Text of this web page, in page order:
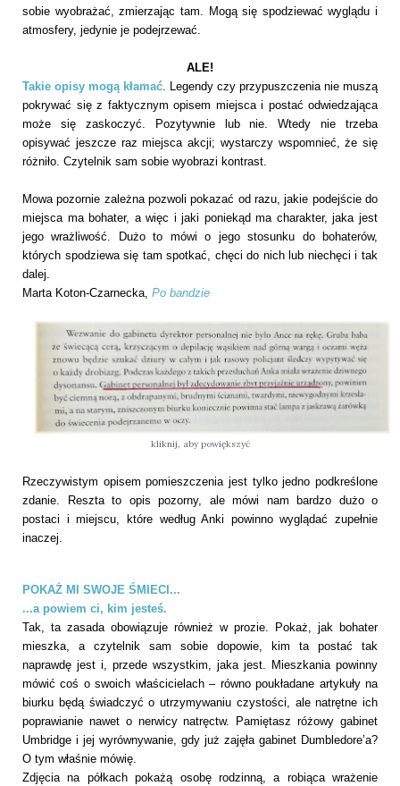
sobie wyobrażać, zmierzając tam. Mogą się spodziewać wyglądu i
atmosfery, jedynie je podejrzewać.
ALE!
Takie opisy mogą kłamać . Legendy czy przypuszczenia nie muszą
pokrywać się z faktycznym opisem miejsca i postać odwiedzająca
może się zaskoczyć. Pozytywnie lub nie. Wtedy nie trzeba
opisywać jeszcze raz miejsca akcji; wystarczy wspomnieć, że się
różniło. Czytelnik sam sobie wyobrazi kontrast.
Mowa pozornie zależna pozwoli pokazać od razu, jakie podejście do
miejsca ma bohater, a więc i jaki poniekąd ma charakter, jaka jest
jego wrażliwość. Dużo to mówi o jego stosunku do bohaterów,
których spodziewa się tam spotkać, chęci do nich lub niechęci i tak
dalej.
Marta Koton-Czarnecka, Po bandzie
kliknij, aby powiększyć
Rzeczywistym opisem pomieszczenia jest tylko jedno podkreślone
zdanie. Reszta to opis pozorny, ale mówi nam bardzo dużo o
postaci i miejscu, które według Anki powinno wyglądać zupełnie
inaczej.
POKAŻ MI SWOJE ŚMIECI...
...a powiem ci, kim jesteś.
Tak, ta zasada obowiązuje również w prozie. Pokaż, jak bohater
mieszka, a czytelnik sam sobie dopowie, kim ta postać tak
naprawdę jest i, przede wszystkim, jaka jest. Mieszkania powinny
mówić coś o swoich właścicielach – równo poukładane artykuły na
biurku będą świadczyć o utrzymywaniu czystości, ale natrętne ich
poprawianie nawet o nerwicy natręctw. Pamiętasz różowy gabinet
Umbridge i jej wyrównywanie, gdy już zajęła gabinet Dumbledore’a?
O tym właśnie mówię.
Zdjęcia na półkach pokażą osobę rodzinną, a robiąca wrażenie